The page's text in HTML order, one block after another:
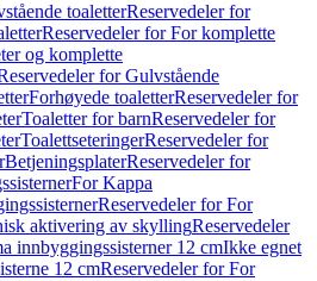
toaletterReservedeler for
Reservedeler for For komplette
og komplette
for Gulvstående
Forhøyede toaletterReservedeler for
Toaletter for barnReservedeler for
ToalettseteringerReservedeler for
BetjeningsplaterReservedeler for
For Kappa
Reservedeler for For
aktivering av skyllingReservedeler
innbyggingssisterner 12 cmIkke egnet
12 cmReservedeler for For